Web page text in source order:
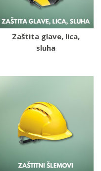
Zaštita glave, lica,
sluha